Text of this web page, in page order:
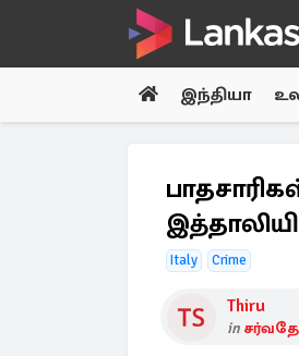
இந்தியா
Italy Crime
Thiru
in